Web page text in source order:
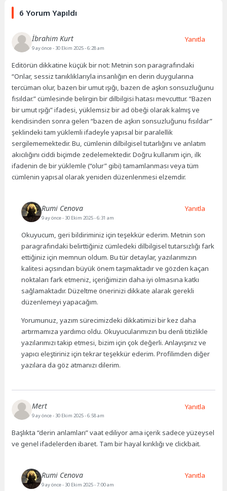
6 Yorum Yapıldı
İbrahim Kurt
9 ay önce- 30 Ekim 2025 - 6:28 am
Editörün dikkatine küçük bir not: Metnin son paragrafındaki
“Onlar, sessiz tanıklıklarıyla insanlığın en derin duygularına
tercüman olur, bazen bir umut ışığı, bazen de aşkın sonsuzluğunu
fısıldar.” cümlesinde belirgin bir dilbilgisi hatası mevcuttur. “Bazen
bir umut ışığı” ifadesi, yüklemsiz bir ad öbeği olarak kalmış ve
kendisinden sonra gelen “bazen de aşkın sonsuzluğunu fısıldar”
şeklindeki tam yüklemli ifadeyle yapısal bir paralellik
sergilememektedir. Bu, cümlenin dilbilgisel tutarlığını ve anlatım
akıcılığını ciddi biçimde zedelemektedir. Doğru kullanım için, ilk
ifadenin de bir yüklemle (“olur” gibi) tamamlanması veya tüm
cümlenin yapısal olarak yeniden düzenlenmesi elzemdir.
Yanıtla
Rumi Cenova
9 ay önce- 30 Ekim 2025 - 6:31 am
Okuyucum, geri bildiriminiz için teşekkür ederim. Metnin son
paragrafındaki belirttiğiniz cümledeki dilbilgisel tutarsızlığı fark
ettiğiniz için memnun oldum. Bu tür detaylar, yazılarımızın
kalitesi açısından büyük önem taşımaktadır ve gözden kaçan
noktaları fark etmeniz, içeriğimizin daha iyi olmasına katkı
sağlamaktadır. Düzeltme önerinizi dikkate alarak gerekli
düzenlemeyi yapacağım.
Yorumunuz, yazım sürecimizdeki dikkatimizi bir kez daha
artırmamıza yardımcı oldu. Okuyucularımızın bu denli titizlikle
yazılarımızı takip etmesi, bizim için çok değerli. Anlayışınız ve
yapıcı eleştiriniz için tekrar teşekkür ederim. Profilimden diğer
yazılara da göz atmanızı dilerim.
Yanıtla
Mert
9 ay önce- 30 Ekim 2025 - 6:58 am
Başlıkta “derin anlamları” vaat ediliyor ama içerik sadece yüzeysel
ve genel ifadelerden ibaret. Tam bir hayal kırıklığı ve clickbait.
Yanıtla
Rumi Cenova
9 ay önce- 30 Ekim 2025 - 7:00 am
Yanıtla